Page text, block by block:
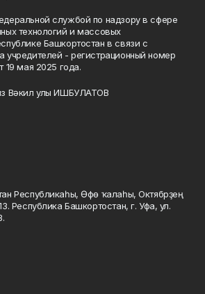
службой по надзору в сфере
технологий и массовых
Башкортостан в связи с
учредителей - регистрационный номер
мая 2025 года.
Вәкил улы ИШБУЛАТОВ
Республикаһы, Өфө ҡалаһы, Октябрҙең
Республика Башкортостан, г. Уфа, ул.